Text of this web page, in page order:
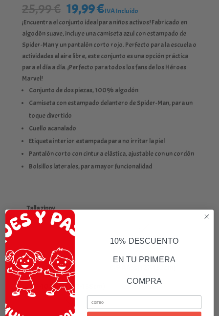
25,99€ El
precio
original
era:
25,99 €.
19,99€El
precio
actual
es:
19,99 €.
IVA Incluído
¡Encuentra el conjunto ideal para niños activos! Fabricado en
algodón suave, incluye una camiseta azul con estampado de
Spider-Man y un pantalón corto rojo. Perfecto para la escuela o
actividades al aire libre, este conjunto es una opción práctica
para el día a día. ¡Perfecto para todos los fans de los Héroes
Marvel!
Conjunto de dos piezas, 100% algodón
Camiseta con estampado delantero de Spider-Man, para un
toque divertido
Cuello acanalado
Etiqueta interior estampada para no irritar la piel
Pantalón corto con cintura elástica, ajustable con un cordón
Bolsillos laterales, para mayor funcionalidad
Talla zippy
3-4 Años(95-103cm)
5-6 Años(110-118cm)
7-8 Años(121-127cm)
9-10 Años(132-138cm)
11-12 Años(143-152cm)
13-14 Años(156-163cm)
10% DESCUENTO
EN TU PRIMERA
COMPRA
Email